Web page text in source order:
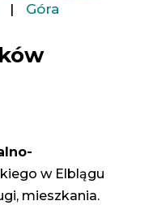
| Góra
w Elblągu
mieszkania.